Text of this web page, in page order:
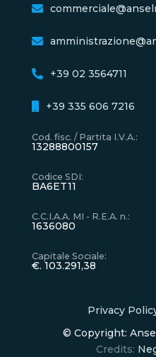
+39 02 3564711
+39 335 606 7216
Cod. fisc. / Partita I.V.A.:
13288800157
Codice SDI:
BA6ET11
C.C.I.A.A. MI - R.E.A. n.:
1636080
Capitale Sociale:
€. 103.291,38
Privacy
© Copyright:
Credits: